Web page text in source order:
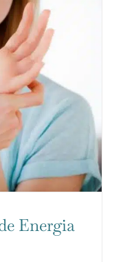
Energia